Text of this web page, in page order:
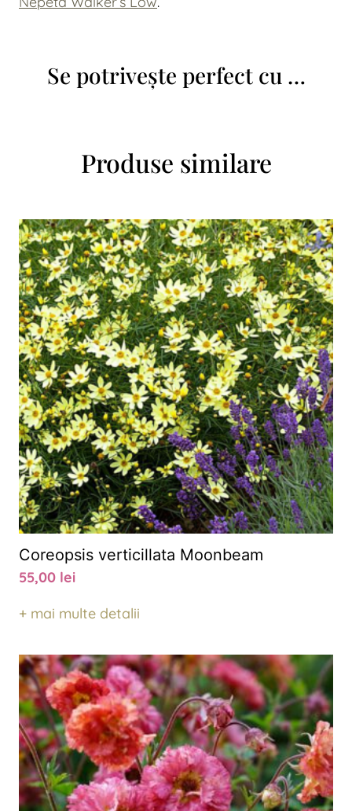
Se potrivește perfect cu …
Produse similare
Coreopsis verticillata Moonbeam
55,00 lei
+ mai multe detalii